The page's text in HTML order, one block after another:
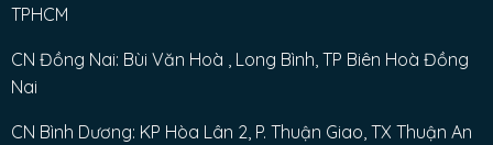
TPHCM
CN Đồng Nai: Bùi Văn Hoà , Long Bình, TP Biên Hoà Đồng
Nai
CN Bình Dương: KP Hòa Lân 2, P. Thuận Giao, TX Thuận An